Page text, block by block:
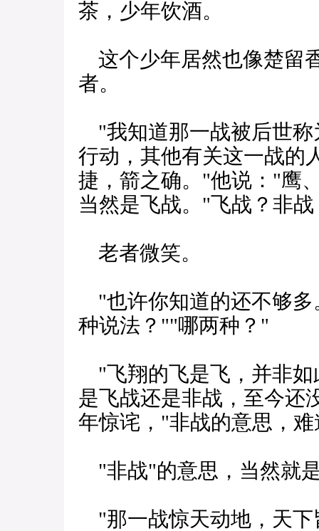
茶，少年饮酒。
这个少年居然也像楚留
者。
"我知道那一战被后世称
行动，其他有关这一战的
捷，箭之确。"他说："鹰
当然是飞战。"飞战？非战
老者微笑。
"也许你知道的还不够多
种说法？""哪两种？"
"飞翔的飞是飞，并非如
是飞战还是非战，至今还
年惊诧，"非战的意思，
"非战"的意思，当然就
"那一战惊天动地，天下